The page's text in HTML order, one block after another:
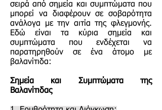
σειρά από σημεία και συμπτώματα που
μπορεί να διαφέρουν σε σοβαρότητα
ανάλογα με την αιτία της φλεγμονής.
Εδώ είναι τα κύρια σημεία και
συμπτώματα που ενδέχεται να
παρατηρηθούν σε ένα άτομο με
βαλανίτιδα:
Σημεία και Συμπτώματα της
Βαλανίτιδας